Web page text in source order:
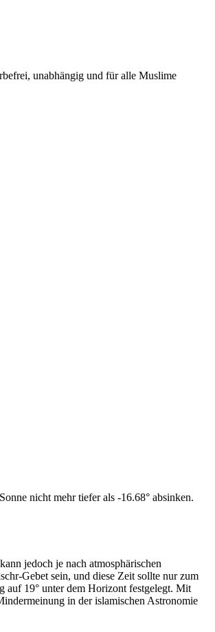
unabhängig und für alle Muslime
nicht mehr tiefer als -16.68° absinken.
jedoch je nach atmosphärischen
Gebet sein, und diese Zeit sollte nur zum
auf 19° unter dem Horizont festgelegt. Mit
in der islamischen Astronomie